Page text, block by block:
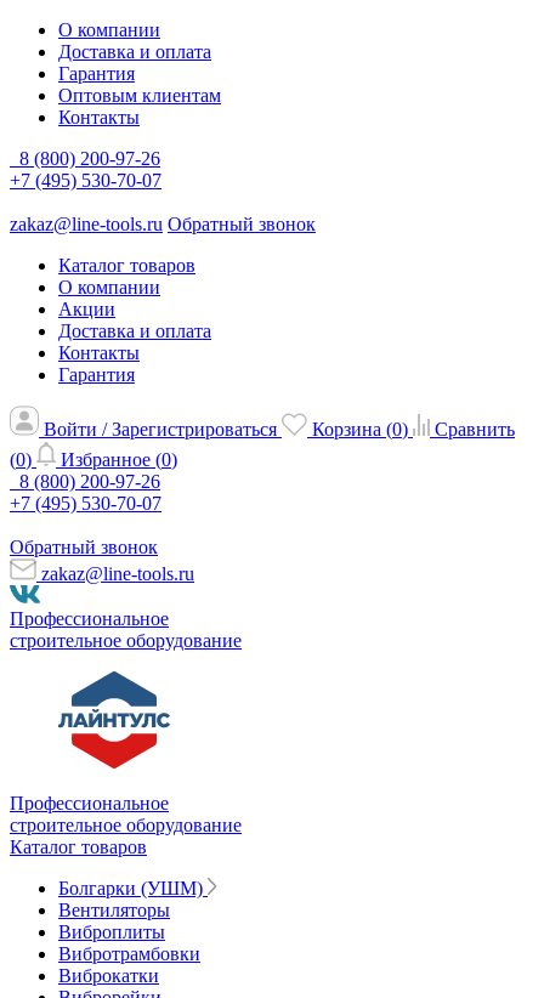
О компании
Доставка и оплата
Гарантия
Оптовым клиентам
Контакты
8 (800) 200-97-26
+7 (495) 530-70-07
zakaz@line-tools.ru Обратный звонок
Каталог товаров
О компании
Акции
Доставка и оплата
Контакты
Гарантия
Войти / Зарегистрироваться Корзина (0)
Сравнить
(0) Избранное (0)
8 (800) 200-97-26
+7 (495) 530-70-07
Обратный звонок
zakaz@line-tools.ru
Профессиональное
строительное оборудование
Профессиональное
строительное оборудование
Каталог товаров
Болгарки (УШМ)
Вентиляторы
Виброплиты
Вибротрамбовки
Виброкатки